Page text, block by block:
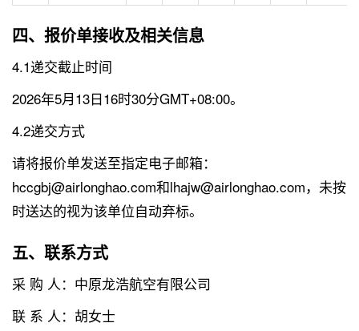
四、报价单接收及相关信息
4.1递交截止时间
2026年5月13日16时30分GMT+08:00。
4.2递交方式
请将报价单发送至指定电子邮箱：
hccgbj@airlonghao.com和lhajw@airlonghao.com，未按
时送达的视为该单位自动弃标。
五、联系方式
采 购 人：中原龙浩航空有限公司
联 系 人：胡女士